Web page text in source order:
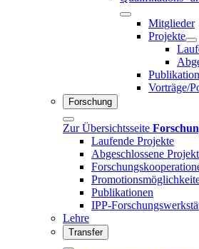
Mitglieder
Projekte
Vorträge/
Forschung
Zur Übersichtsseite
Laufende Projekte
Abgeschlossene
Publikationen
IPP-
Lehre
Transfer